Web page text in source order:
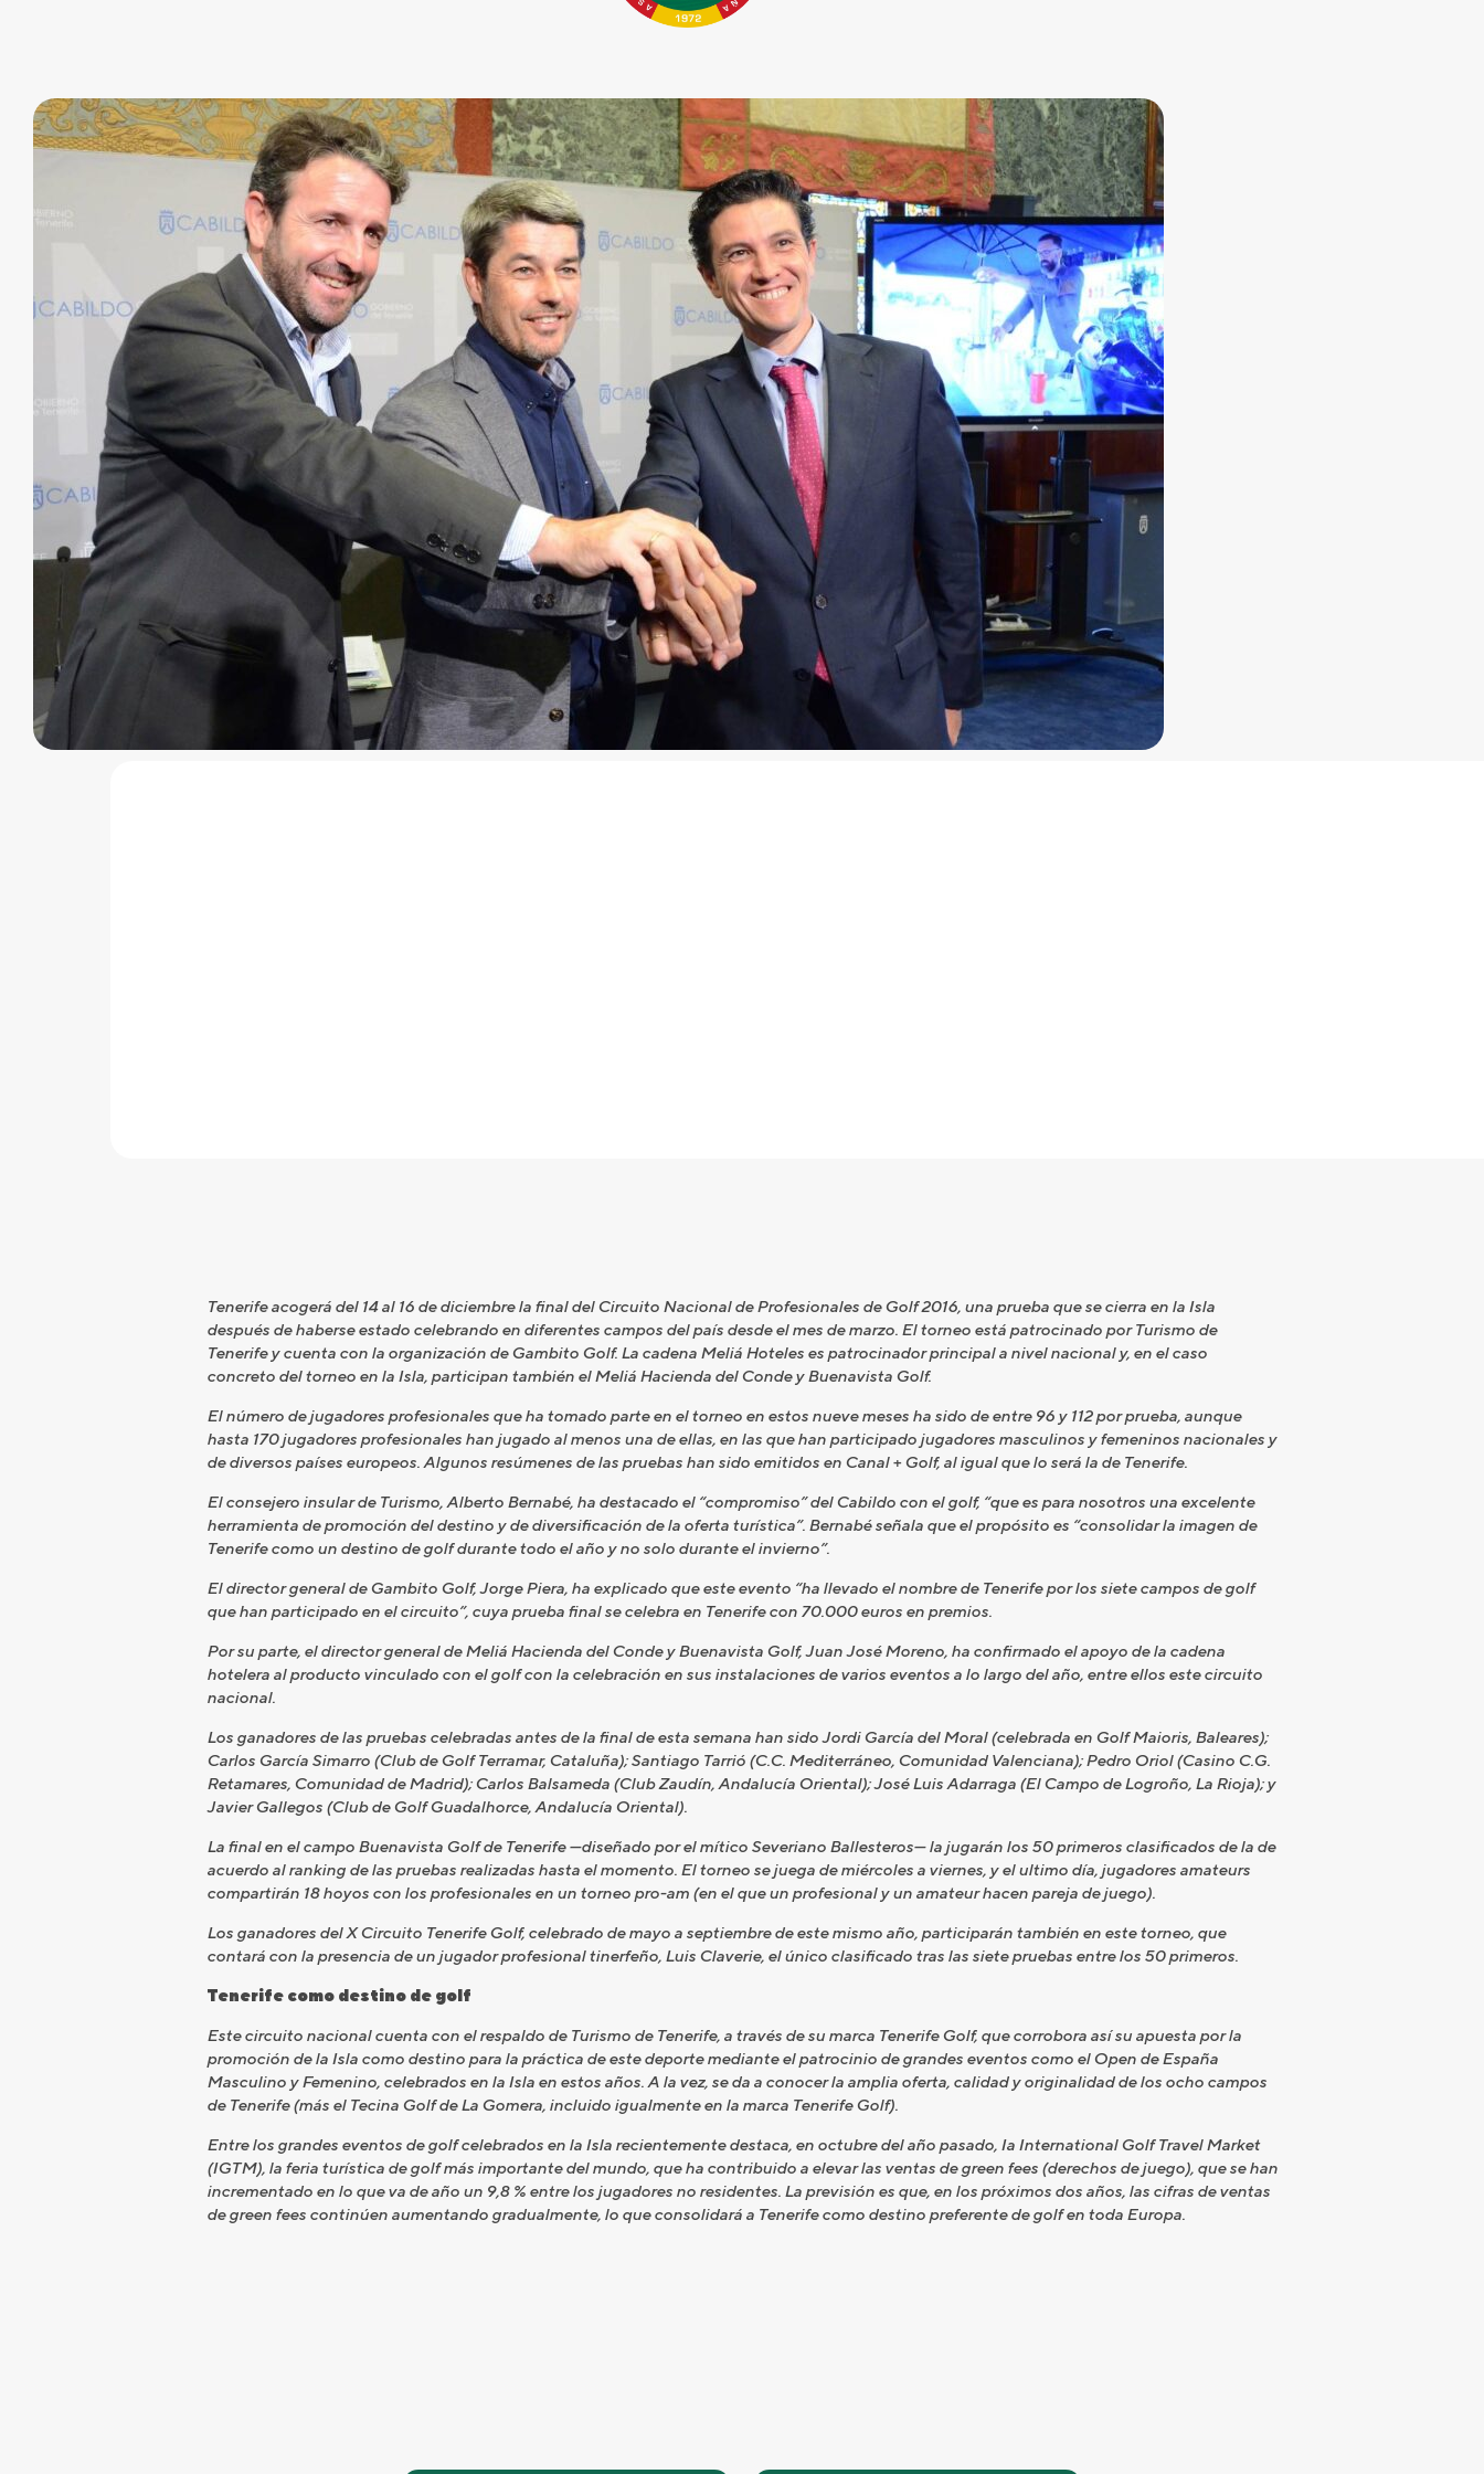
Tenerife acogerá del 14 al 16 de diciembre la final del Circuito Nacional de Profesionales de Golf 2016, una prueba que se cierra en la Isla
después de haberse estado celebrando en diferentes campos del país desde el mes de marzo. El torneo está patrocinado por Turismo de
Tenerife y cuenta con la organización de Gambito Golf. La cadena Meliá Hoteles es patrocinador principal a nivel nacional y, en el caso
concreto del torneo en la Isla, participan también el Meliá Hacienda del Conde y Buenavista Golf.
El número de jugadores profesionales que ha tomado parte en el torneo en estos nueve meses ha sido de entre 96 y 112 por prueba, aunque
hasta 170 jugadores profesionales han jugado al menos una de ellas, en las que han participado jugadores masculinos y femeninos nacionales y
de diversos países europeos. Algunos resúmenes de las pruebas han sido emitidos en Canal + Golf, al igual que lo será la de Tenerife.
El consejero insular de Turismo, Alberto Bernabé, ha destacado el “compromiso” del Cabildo con el golf, “que es para nosotros una excelente
herramienta de promoción del destino y de diversificación de la oferta turística”. Bernabé señala que el propósito es “consolidar la imagen de
Tenerife como un destino de golf durante todo el año y no solo durante el invierno”.
El director general de Gambito Golf, Jorge Piera, ha explicado que este evento “ha llevado el nombre de Tenerife por los siete campos de golf
que han participado en el circuito”, cuya prueba final se celebra en Tenerife con 70.000 euros en premios.
Por su parte, el director general de Meliá Hacienda del Conde y Buenavista Golf, Juan José Moreno, ha confirmado el apoyo de la cadena
hotelera al producto vinculado con el golf con la celebración en sus instalaciones de varios eventos a lo largo del año, entre ellos este circuito
nacional.
Los ganadores de las pruebas celebradas antes de la final de esta semana han sido Jordi García del Moral (celebrada en Golf Maioris, Baleares);
Carlos García Simarro (Club de Golf Terramar, Cataluña); Santiago Tarrió (C.C. Mediterráneo, Comunidad Valenciana); Pedro Oriol (Casino C.G.
Retamares, Comunidad de Madrid); Carlos Balsameda (Club Zaudín, Andalucía Oriental); José Luis Adarraga (El Campo de Logroño, La Rioja); y
Javier Gallegos (Club de Golf Guadalhorce, Andalucía Oriental).
La final en el campo Buenavista Golf de Tenerife —diseñado por el mítico Severiano Ballesteros— la jugarán los 50 primeros clasificados de la de
acuerdo al ranking de las pruebas realizadas hasta el momento. El torneo se juega de miércoles a viernes, y el ultimo día, jugadores amateurs
compartirán 18 hoyos con los profesionales en un torneo pro-am (en el que un profesional y un amateur hacen pareja de juego).
Los ganadores del X Circuito Tenerife Golf, celebrado de mayo a septiembre de este mismo año, participarán también en este torneo, que
contará con la presencia de un jugador profesional tinerfeño, Luis Claverie, el único clasificado tras las siete pruebas entre los 50 primeros.
Tenerife como destino de golf
Este circuito nacional cuenta con el respaldo de Turismo de Tenerife, a través de su marca Tenerife Golf, que corrobora así su apuesta por la
promoción de la Isla como destino para la práctica de este deporte mediante el patrocinio de grandes eventos como el Open de España
Masculino y Femenino, celebrados en la Isla en estos años. A la vez, se da a conocer la amplia oferta, calidad y originalidad de los ocho campos
de Tenerife (más el Tecina Golf de La Gomera, incluido igualmente en la marca Tenerife Golf).
Entre los grandes eventos de golf celebrados en la Isla recientemente destaca, en octubre del año pasado, Ia International Golf Travel Market
(IGTM), la feria turística de golf más importante del mundo, que ha contribuido a elevar las ventas de green fees (derechos de juego), que se han
incrementado en lo que va de año un 9,8 % entre los jugadores no residentes. La previsión es que, en los próximos dos años, las cifras de ventas
de green fees continúen aumentando gradualmente, lo que consolidará a Tenerife como destino preferente de golf en toda Europa.